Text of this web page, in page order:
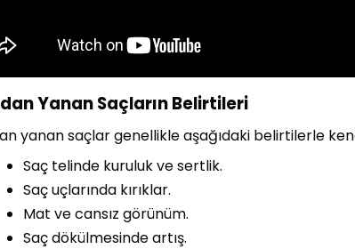
Yanan Saçların Belirtileri
yanan saçlar genellikle aşağıdaki belirtilerle
Saç telinde kuruluk ve sertlik.
Saç uçlarında kırıklar.
Mat ve cansız görünüm.
Saç dökülmesinde artış.